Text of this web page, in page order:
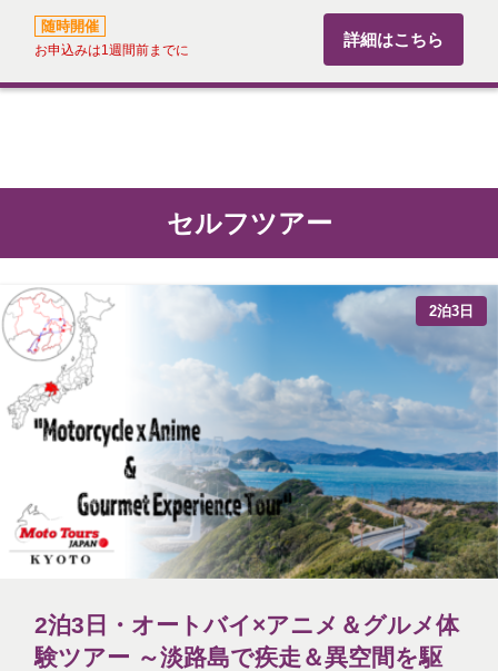
随時開催
お申込みは1週間前までに
詳細はこちら
セルフツアー
2泊3日
2泊3日・オートバイ×アニメ＆グルメ体
験ツアー ～淡路島で疾走＆異空間を駆